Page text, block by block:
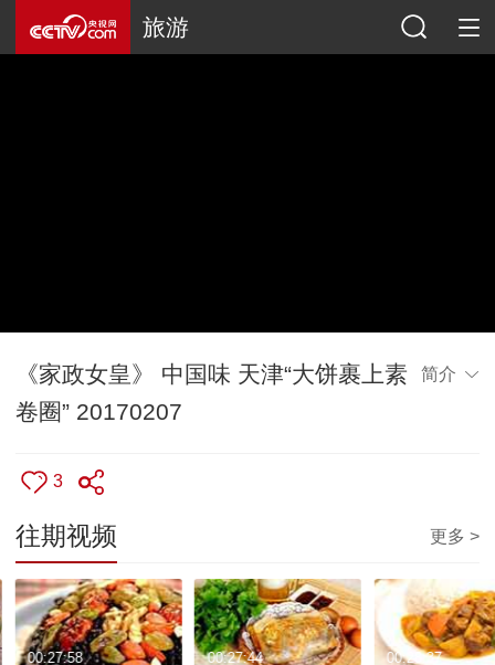
旅游
《家政女皇》 中国味 天津“大饼裹上素
卷圈” 20170207
简介
3
往期视频 更多 >
00:27:58 00:27:44 00:28:37